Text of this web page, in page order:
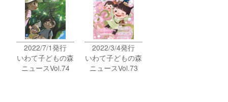
2022/7/1発行
いわて子どもの森
ニュースVol.74
2022/3/4発行
いわて子どもの森
ニュースVol.73